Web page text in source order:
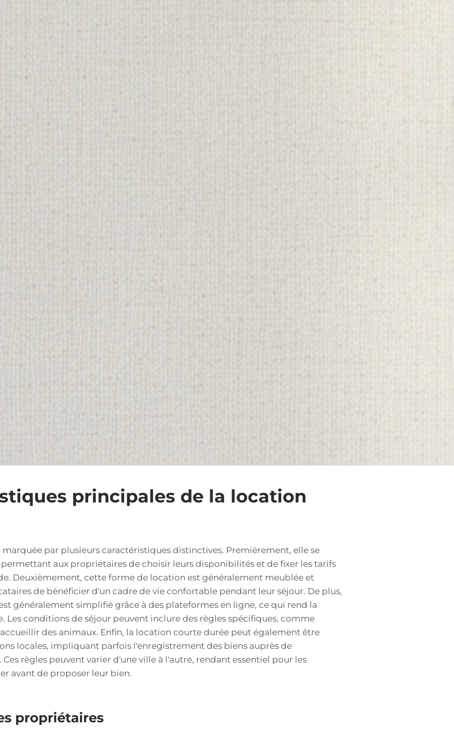
principales de la location
par plusieurs caractéristiques distinctives. Premièrement, elle se
aux propriétaires de choisir leurs disponibilités et de fixer les tarifs
Deuxièmement, cette forme de location est généralement meublée et
de bénéficier d'un cadre de vie confortable pendant leur séjour. De plus,
généralement simplifié grâce à des plateformes en ligne, ce qui rend la
Les conditions de séjour peuvent inclure des règles spécifiques, comme
des animaux. Enfin, la location courte durée peut également être
locales, impliquant parfois l'enregistrement des biens auprès de
règles peuvent varier d'une ville à l'autre, rendant essentiel pour les
avant de proposer leur bien.
propriétaires